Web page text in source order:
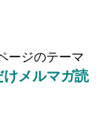
ージのテーマ
メルマガ読